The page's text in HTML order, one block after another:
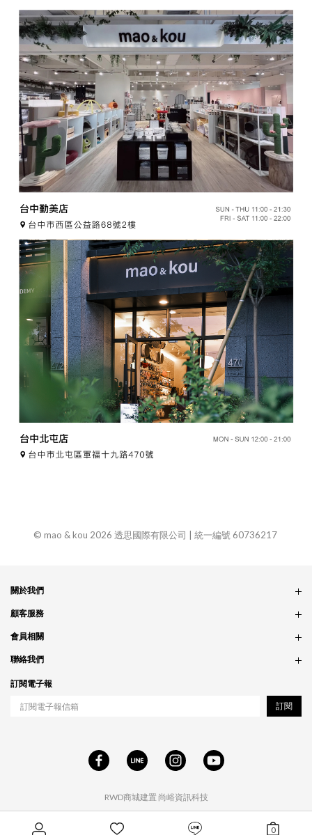
0
© mao & kou 2026 透思國際有限公司 | 統一編號 60736217
RWD商城建置 尚峪資訊科技
關於我們
品牌故事
銷售據點
隱私政策
食品法規
顧客服務
訂單問題
付款問題
配送問題
退貨問題
會員相關
會員制度
紅利制度
聯絡我們
合作相關
工作職缺
訂閱電子報
訂閱